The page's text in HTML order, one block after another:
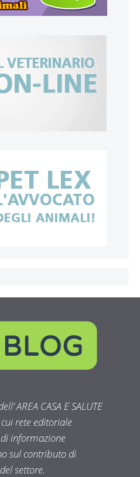
AREA CASA E SALUTE
rete editoriale
informazione
sul contributo di
settore.